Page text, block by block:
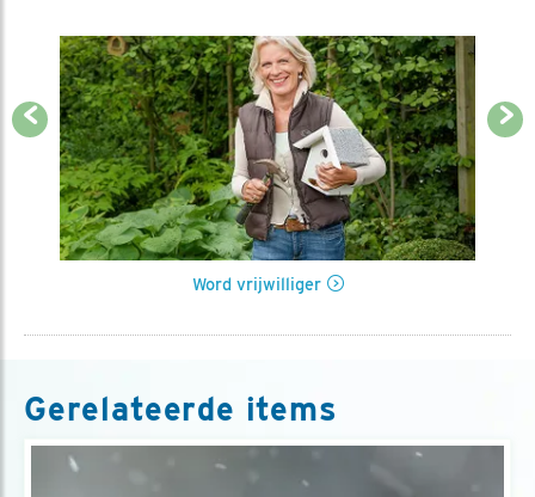
Previous
Word vrijwilliger
Next
Gerelateerde items